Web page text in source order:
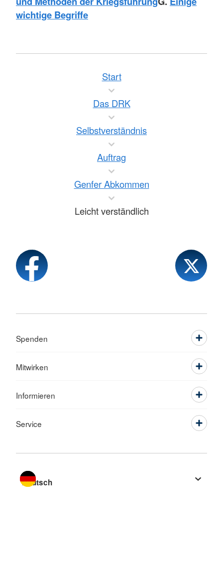
wichtige Begriffe
Start
Das DRK
Selbstverständnis
Auftrag
Genfer Abkommen
Leicht verständlich
Spenden
Mitwirken
Informieren
Service
Sprache wechseln zu